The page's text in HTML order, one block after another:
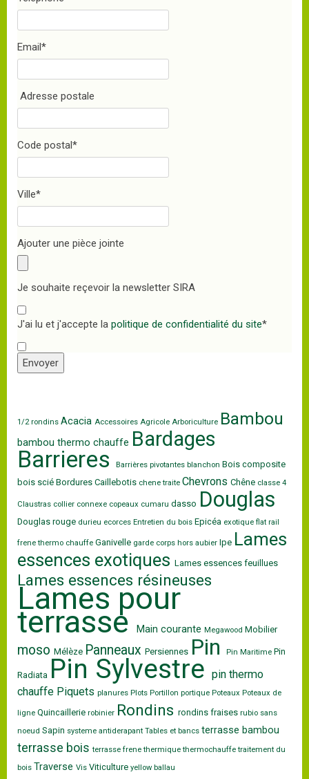
Email*
Adresse postale
Code postal*
Ville*
Ajouter une pièce jointe
Je souhaite reçevoir la newsletter SIRA
J'ai lu et j'accepte la politique de confidentialité du site*
Envoyer
1/2 rondins Acacia Accessoires Agricole Arboriculture Bambou
bambou thermo chauffe Bardages
Barrieres Barrières pivotantes blanchon Bois composite
bois scié Bordures Caillebotis chene traite Chevrons Chêne classe 4
Claustras collier connexe copeaux cumaru dasso Douglas
Douglas rouge durieu ecorces Entretien du bois Epicéa exotique flat rail
frene thermo chauffe Ganivelle garde corps hors aubier Ipe Lames
essences exotiques Lames essences feuillues
Lames essences résineuses
Lames pour
terrasse Main courante Megawood Mobilier
moso Mélèze Panneaux Persiennes Pin Pin Maritime Pin
Radiata Pin Sylvestre pin thermo
chauffe Piquets planures Plots Portillon portique Poteaux Poteaux de
ligne Quincaillerie robinier Rondins rondins fraises rubio sans
noeud Sapin systeme antiderapant Tables et bancs terrasse bambou
terrasse boisterrasse frenethermiquethermochauffetraitement du
bois Traverse Vis Viticulture yellow ballau